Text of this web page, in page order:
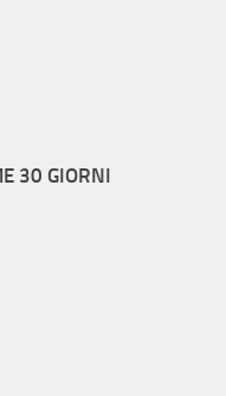
30 GIORNI